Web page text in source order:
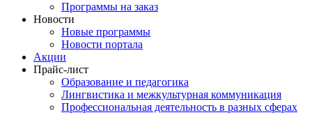
Программы на заказ
Новости
Новые программы
Новости портала
Акции
Прайс-лист
Образование и педагогика
Лингвистика и межкультурная коммуникация
Профессиональная деятельность в разных сферах